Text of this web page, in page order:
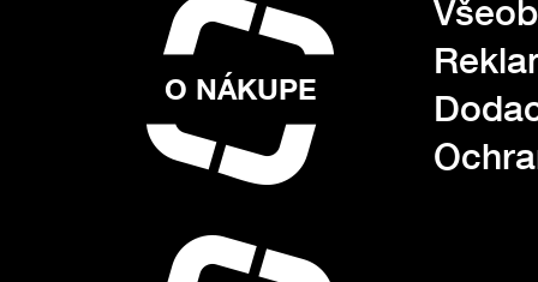
O NÁKUPE